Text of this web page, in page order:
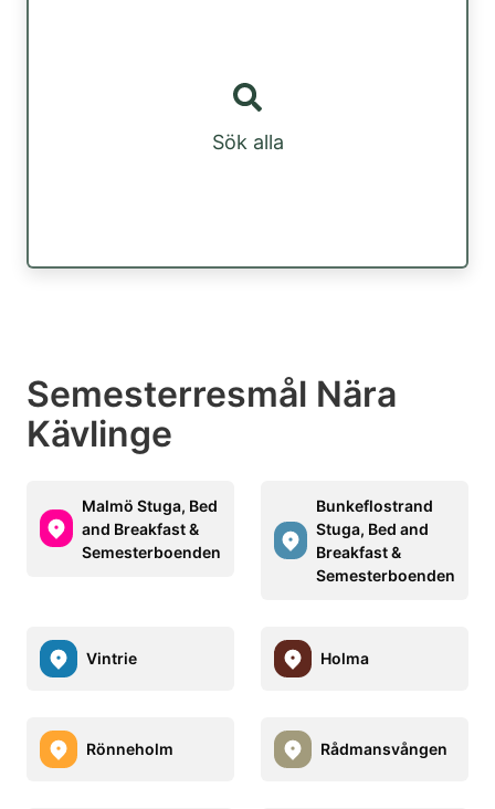
Sök alla
Semesterresmål Nära
Kävlinge
Malmö Stuga, Bed
and Breakfast &
Semesterboenden
Bunkeflostrand
Stuga, Bed and
Breakfast &
Semesterboenden
Vintrie Holma
Rönneholm Rådmansvången